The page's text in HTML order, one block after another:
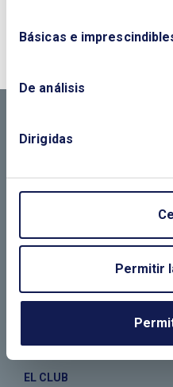
Básicas e
De análisis
Dirigidas
Permitir
LLÁMANOS O
EL CLUB